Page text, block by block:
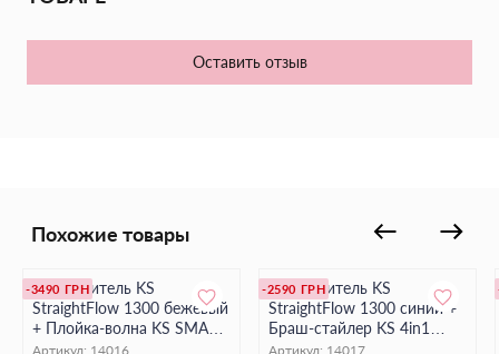
Оставить отзыв
Похожие товары
-3490 ГРН
Выпрямитель KS
StraightFlow 1300 бежевый
+ Плойка-волна KS SMART
3in1 (18–25 мм)
Артикул: 14016
-2590 ГРН
Выпрямитель KS
StraightFlow 1300 синий +
Браш-стайлер KS 4in1
H302 Beige
Артикул: 14017